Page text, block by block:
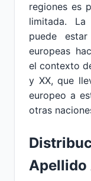
regiones es
limitada.
puede
europeas
el contexto
y XX, que
europeo a
otras
Apellido